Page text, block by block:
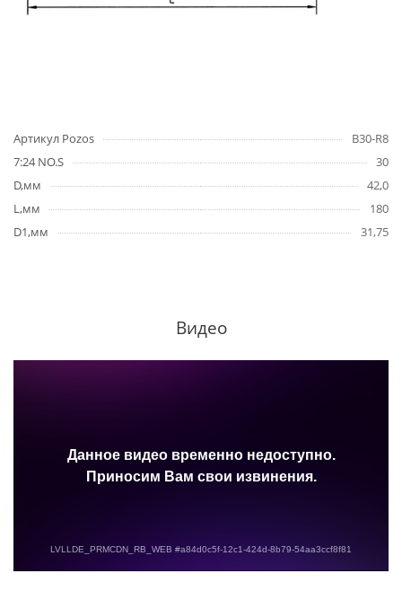
Артикул Pozos
B30-R8
7:24 NO.S
30
D,мм
42,0
L,мм
180
D1,мм
31,75
Видео